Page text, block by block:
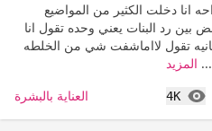
انا دخلت الكثير من المواضيع
رد البنات يعني وحده تقول انا
تقول لااماشفت شي من الخلطه
المزيد
4K
المشاهدات العناية بالبشرة